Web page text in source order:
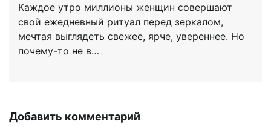
Каждое утро миллионы женщин совершают
свой ежедневный ритуал перед зеркалом,
мечтая выглядеть свежее, ярче, увереннее. Но
почему-то не в…
Добавить комментарий